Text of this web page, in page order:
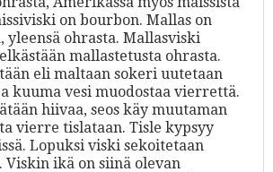
on bourbon. Mallas on
ohrasta. Mallasviski
mallastetusta ohrasta.
eli maltaan sokeri uutetaan
kuuma vesi muodostaa vierrettä.
hiivaa, seos käy muutaman
vierre tislataan. Tisle kypsyy
Lopuksi viski sekoitetaan
Viskin ikä on siinä olevan